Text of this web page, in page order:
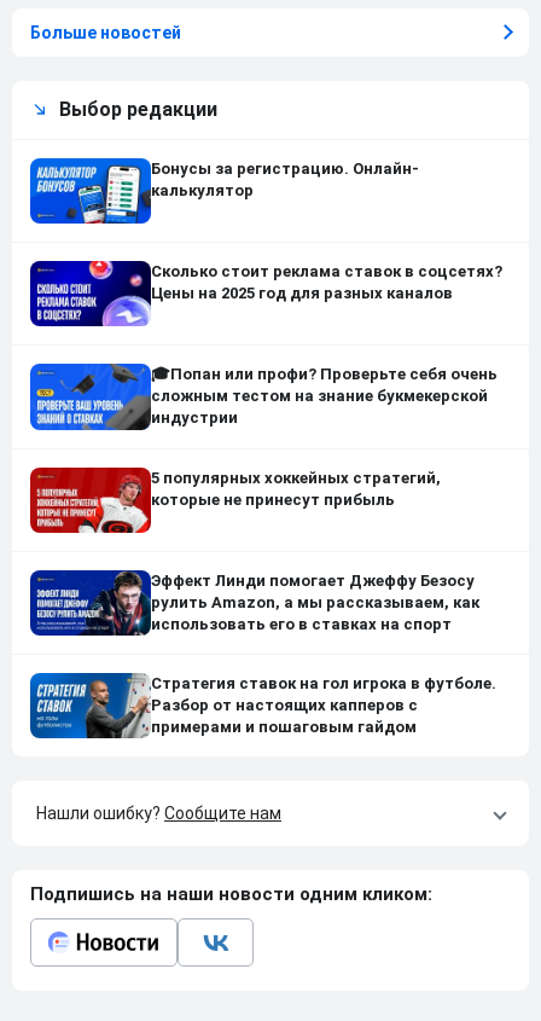
Больше новостей
Выбор редакции
Бонусы за регистрацию. Онлайн-
калькулятор
Сколько стоит реклама ставок в соцсетях?
Цены на 2025 год для разных каналов
🎓Попан или профи? Проверьте себя очень
сложным тестом на знание букмекерской
индустрии
5 популярных хоккейных стратегий,
которые не принесут прибыль
Эффект Линди помогает Джеффу Безосу
рулить Amazon, а мы рассказываем, как
использовать его в ставках на спорт
Стратегия ставок на гол игрока в футболе.
Разбор от настоящих капперов с
примерами и пошаговым гайдом
Нашли ошибку? Сообщите нам
Подпишись на наши новости одним кликом: